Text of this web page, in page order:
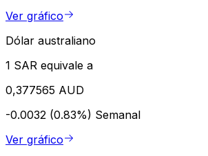
Ver gráfico
Dólar australiano
1 SAR equivale a
0,377565 AUD
-0.0032 (0.83%) Semanal
Ver gráfico